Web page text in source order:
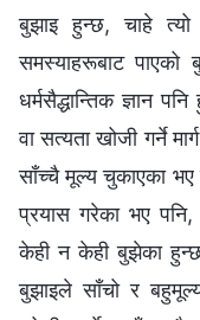
बुझाइ हुन्छ, चाहे त्यो
समस्याहरूबाट पाएको
धर्मसैद्धान्तिक ज्ञान
वा सत्यता खोजी गर्ने
साँच्‍चै मूल्य चुकाएका भए
प्रयास गरेका भए पनि,
केही न केही बुझेका
बुझाइले साँचो र